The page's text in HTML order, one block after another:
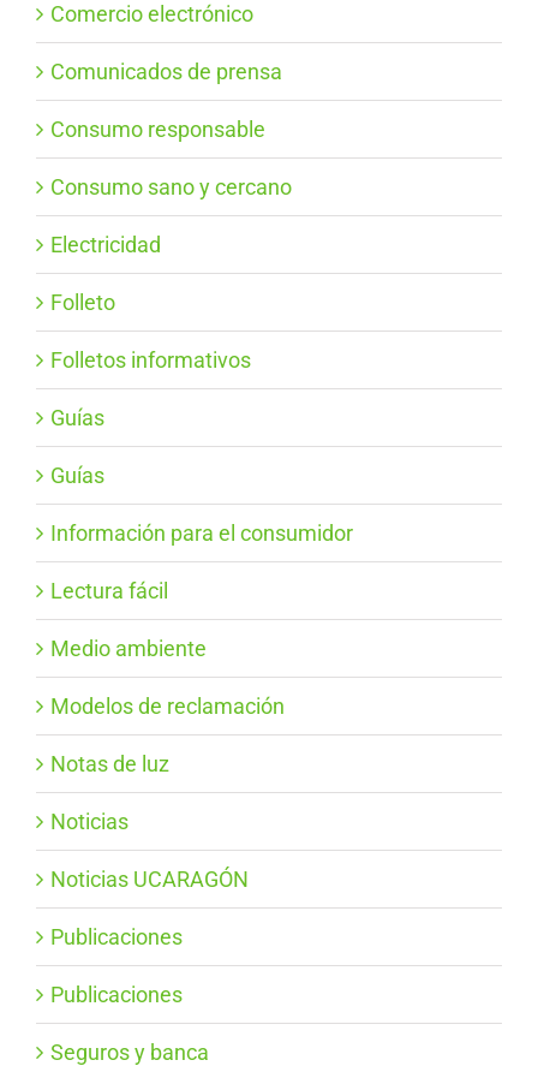
Comercio electrónico
Comunicados de prensa
Consumo responsable
Consumo sano y cercano
Electricidad
Folleto
Folletos informativos
Guías
Guías
Información para el consumidor
Lectura fácil
Medio ambiente
Modelos de reclamación
Notas de luz
Noticias
Noticias UCARAGÓN
Publicaciones
Publicaciones
Seguros y banca